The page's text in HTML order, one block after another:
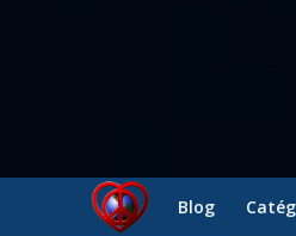
Blog